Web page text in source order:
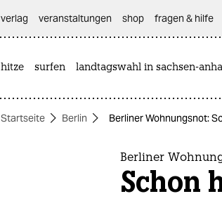
themen
verlag
veranstaltungen shop fragen & hilfe
hitze surfen landtagswahl in sachsen-
Startseite Berlin Berliner Wohnungsnot:
Berliner
Schon